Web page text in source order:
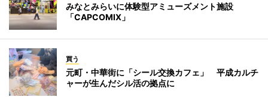
みなとみらいに体験型アミューズメント施設
「CAPCOMIX」
買う
元町・中華街に「シール交換カフェ」 平成カルチ
ャーが生んだシル活の拠点に